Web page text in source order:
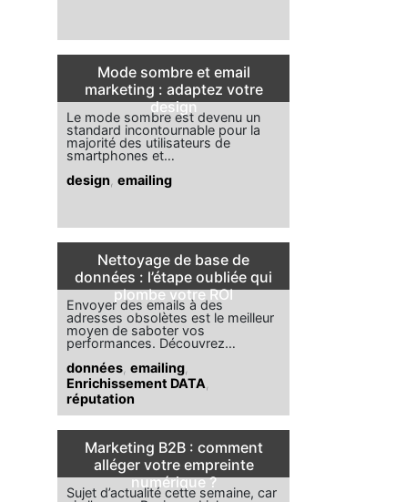
Mode sombre et email
marketing : adaptez votre
design
Le mode sombre est devenu un
standard incontournable pour la
majorité des utilisateurs de
smartphones et…
design emailing
Nettoyage de base de
données : l’étape oubliée qui
plombe votre ROI
Envoyer des emails à des
adresses obsolètes est le meilleur
moyen de saboter vos
performances. Découvrez…
données emailing
Enrichissement DATA
réputation
Marketing B2B : comment
alléger votre empreinte
numérique ?
Sujet d’actualité cette semaine, car